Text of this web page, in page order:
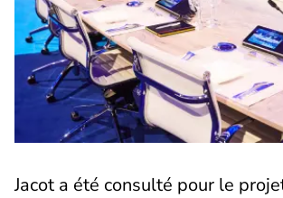
Jacot a été consulté pour le